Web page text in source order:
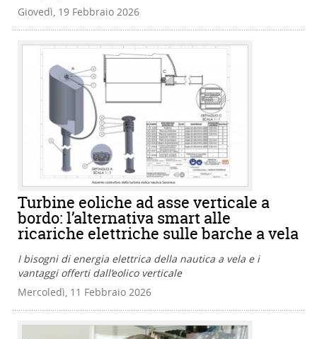
Giovedì, 19 Febbraio 2026
Turbine eoliche ad asse verticale a
bordo: l’alternativa smart alle
ricariche elettriche sulle barche a vela
I bisogni di energia elettrica della nautica a vela e i
vantaggi offerti dall’eolico verticale
Mercoledì, 11 Febbraio 2026